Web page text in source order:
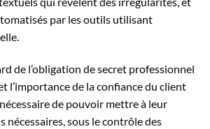
par les outils utilisant
de l’obligation de secret professionnel
l’importance de la confiance du client
de pouvoir mettre à leur
nécessaires, sous le contrôle des